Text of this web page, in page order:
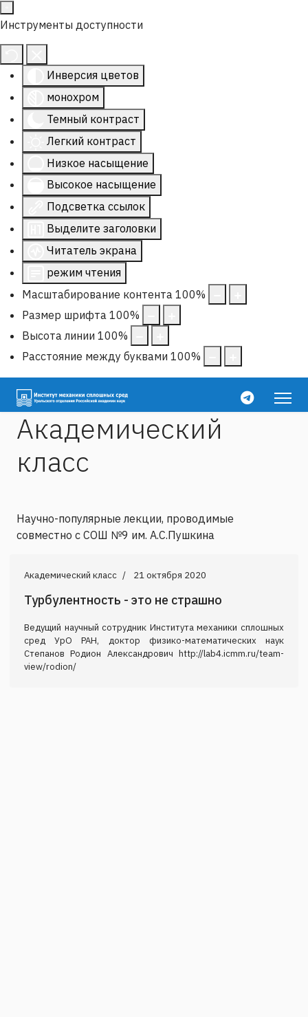
Инструменты доступности
Инверсия цветов
монохром
Темный контраст
Легкий контраст
Низкое насыщение
Высокое насыщение
Подсветка ссылок
Выделите заголовки
Читатель экрана
режим чтения
Масштабирование контента 100%
Размер шрифта 100%
Высота линии 100%
Расстояние между буквами 100%
Академический
класс
Научно-популярные лекции, проводимые
совместно с СОШ №9 им. А.С.Пушкина
Академический класс 21 октября 2020
Турбулентность - это не страшно
Ведущий научный сотрудник Института механики сплошных
сред УрО РАН, доктор физико-математических наук
Степанов Родион Александрович http://lab4.icmm.ru/team-
view/rodion/